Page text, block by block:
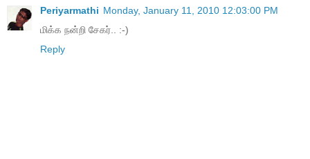
Periyarmathi Monday, January 11, 2010 12:03:00 PM
மிக்க நன்றி சேகர்.. :-)
Reply